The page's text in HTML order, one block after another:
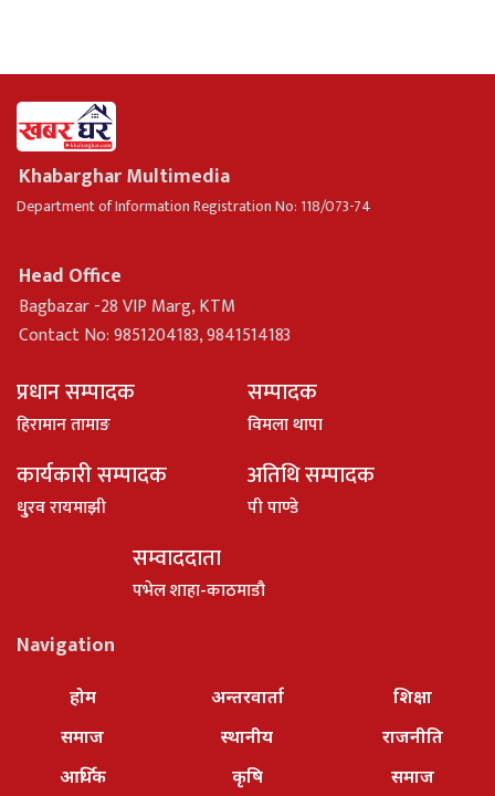
Khabarghar Multimedia
Department of Information Registration No: 118/073-74
Head Office
Bagbazar -28 VIP Marg, KTM
Contact No: 9851204183, 9841514183
प्रधान सम्पादक
हिरामान तामाङ
सम्पादक
विमला थापा
कार्यकारी सम्पादक
धु्रव रायमाझी
अतिथि सम्पादक
पी पाण्डे
सम्वाददाता
पभेल शाहा-काठमाडौ
Navigation
होम
समाज
आर्थिक
अन्तरवार्ता
स्थानीय
कृषि
शिक्षा
राजनीति
समाज